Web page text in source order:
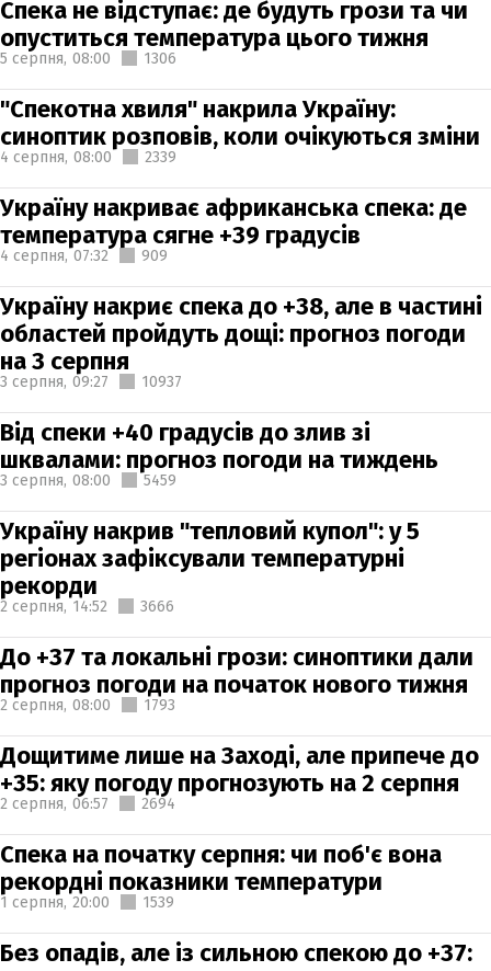
Спека не відступає: де будуть грози та чи
опуститься температура цього тижня
5 серпня, 08:00 1306
"Спекотна хвиля" накрила Україну:
синоптик розповів, коли очікуються зміни
4 серпня, 08:00 2339
Україну накриває африканська спека: де
температура сягне +39 градусів
4 серпня, 07:32 909
Україну накриє спека до +38, але в частині
областей пройдуть дощі: прогноз погоди
на 3 серпня
3 серпня, 09:27 10937
Від спеки +40 градусів до злив зі
шквалами: прогноз погоди на тиждень
3 серпня, 08:00 5459
Україну накрив "тепловий купол": у 5
регіонах зафіксували температурні
рекорди
2 серпня, 14:52 3666
До +37 та локальні грози: синоптики дали
прогноз погоди на початок нового тижня
2 серпня, 08:00 1793
Дощитиме лише на Заході, але припече до
+35: яку погоду прогнозують на 2 серпня
2 серпня, 06:57 2694
Спека на початку серпня: чи поб'є вона
рекордні показники температури
1 серпня, 20:00 1539
Без опадів, але із сильною спекою до +37: